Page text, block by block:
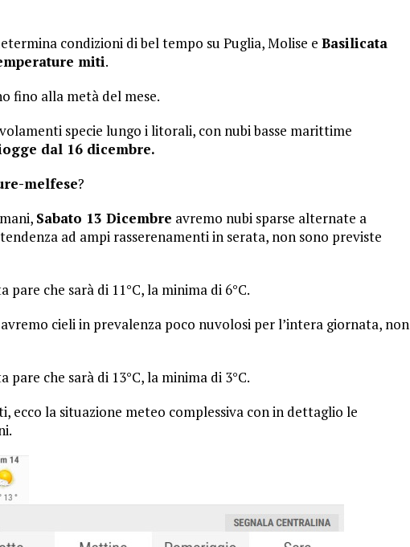
condizioni di bel tempo su Puglia, Molise e Basilicata
miti.
fino alla metà del mese.
specie lungo i litorali, con nubi basse marittime
dal 16 dicembre.
melfese?
Sabato 13 Dicembre avremo nubi sparse alternate a
ad ampi rasserenamenti in serata, non sono previste
che sarà di 11°C, la minima di 6°C.
avremo cieli in prevalenza poco nuvolosi per l’intera giornata, non
che sarà di 13°C, la minima di 3°C.
ecco la situazione meteo complessiva con in dettaglio le